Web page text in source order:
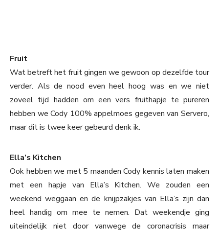
Fruit
Wat betreft het fruit gingen we gewoon op dezelfde tour
verder. Als de nood even heel hoog was en we niet
zoveel tijd hadden om een vers fruithapje te pureren
hebben we Cody 100% appelmoes gegeven van Servero,
maar dit is twee keer gebeurd denk ik.
Ella’s Kitchen
Ook hebben we met 5 maanden Cody kennis laten maken
met een hapje van Ella’s Kitchen. We zouden een
weekend weggaan en de knijpzakjes van Ella’s zijn dan
heel handig om mee te nemen. Dat weekendje ging
uiteindelijk niet door vanwege de coronacrisis maar